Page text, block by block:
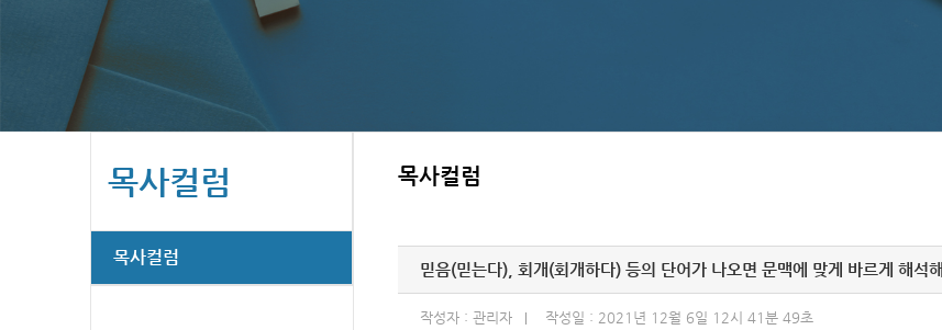
목사컬럼
목사컬럼
목사컬럼
믿음(믿는다), 회개(회개하다) 등의 단어가 나오면 문맥에 맞게 바르게 해석
작성자 : 관리자 작성일 : 2021년 12월 6일 12시 41분 49초